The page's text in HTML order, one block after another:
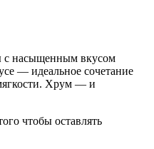
с насыщенным вкусом
— идеальное сочетание
Хрум — и
чтобы оставлять